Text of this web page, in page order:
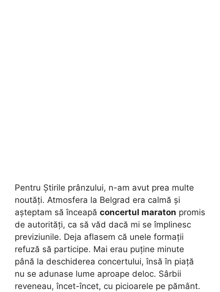
Pentru Știrile prânzului, n-am avut prea multe
noutăți. Atmosfera la Belgrad era calmă și
așteptam să înceapă concertul maraton promis
de autorități, ca să văd dacă mi se împlinesc
previziunile. Deja aflasem că unele formații
refuză să participe. Mai erau puține minute
până la deschiderea concertului, însă în piață
nu se adunase lume aproape deloc. Sârbii
reveneau, încet-încet, cu picioarele pe pământ.